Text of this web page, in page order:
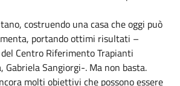
costruendo una casa che oggi può
portando ottimi risultati –
Centro Riferimento Trapianti
Gabriela Sangiorgi-. Ma non basta.
molti obiettivi che possono essere